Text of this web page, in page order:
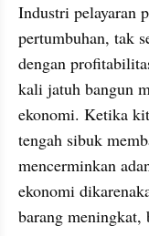
Industri pelayaran
pertumbuhan, tak
dengan
kali jatuh bangun
ekonomi. Ketika
tengah sibuk
mencerminkan
ekonomi
barang